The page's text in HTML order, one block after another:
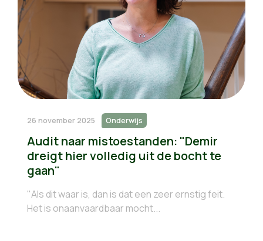
26 november 2025 Onderwijs
Audit naar mistoestanden: "Demir
dreigt hier volledig uit de bocht te
gaan"
"Als dit waar is, dan is dat een zeer ernstig feit.
Het is onaanvaardbaar mocht...